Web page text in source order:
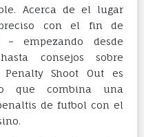
Acerca de el lugar
con el fin de
empezando desde
consejos sobre
Penalty Shoot Out es
que combina una
de futbol con el